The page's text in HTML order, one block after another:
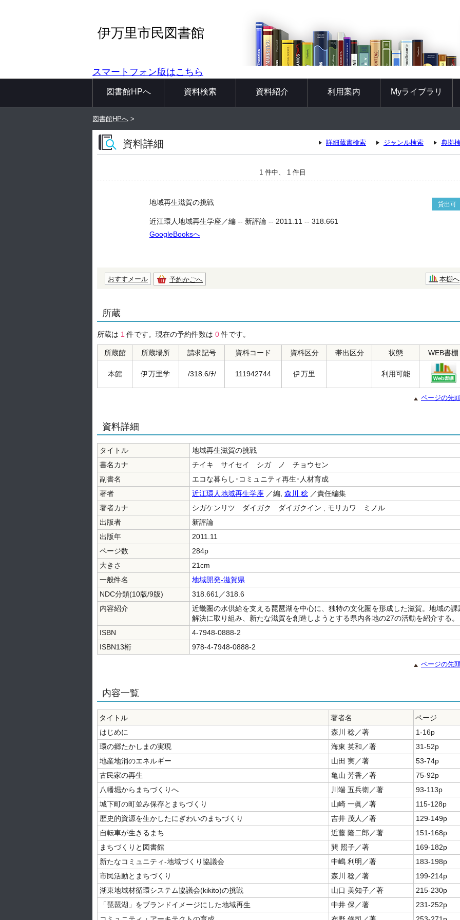
伊万里市民図書館
スマートフォン版はこちら
図書館HPへ 資料検索 資料紹介 利用案内 Myライブラリ
図書館HPへ >
資料詳細 詳細蔵書検索 ジャンル検索 典拠
1 件中、 1 件目
地域再生滋賀の挑戦 貸出可
近江環人地域再生学座／編 -- 新評論 -- 2011.11 -- 318.661
GoogleBooksへ
おすすメール 予約かごへ 本棚へ
所蔵
所蔵は 1 件です。現在の予約件数は 0件です。
所蔵館 所蔵場所 請求記号 資料コード 資料区分 帯出区分 状態 WEB書棚
本館 伊万里学 /318.6/ﾁ/ 111942744 伊万里 利用可能
ページの先
資料詳細
タイトル
地域再生滋賀の挑戦
書名カナ
チイキ サイセイ シガ ノ チョウセン
副書名
エコな暮らし･コミュニティ再生･人材育成
著者
近江環人地域再生学座 ／編, 森川 稔 ／責任編集
著者カナ
シガケンリツ ダイガク ダイガクイン , モリカワ ミノル
出版者
新評論
出版年
2011.11
ページ数
284p
大きさ
21cm
一般件名
地域開発-滋賀県
NDC分類(10版/9版)
318.661／318.6
内容紹介
近畿圏の水供給を支える琵琶湖を中心に、独特の文化圏を形成した滋賀。地域の課
解決に取り組み、新たな滋賀を創造しようとする県内各地の27の活動を紹介する。
ISBN
4-7948-0888-2
ISBN13桁
978-4-7948-0888-2
ページの先
内容一覧
タイトル 著者名
ページ
はじめに
森川 稔／著
1-16p
環の郷たかしまの実現
海東 英和／著
31-52p
地産地消のエネルギー
山田 実／著
53-74p
古民家の再生
亀山 芳香／著
75-92p
八幡堀からまちづくりへ
川端 五兵衛／著
93-113p
城下町の町並み保存とまちづくり
山崎 一眞／著
115-128p
歴史的資源を生かしたにぎわいのまちづくり
吉井 茂人／著
129-149p
自転車が生きるまち
近藤 隆二郎／著
151-168p
まちづくりと図書館
巽 照子／著
169-182p
新たなコミュニティ-地域づくり協議会
中嶋 利明／著
183-198p
市民活動とまちづくり
森川 稔／著
199-214p
湖東地域材循環システム協議会(kikito)の挑戦
山口 美知子／著
215-230p
「琵琶湖」をブランドイメージにした地域再生
中井 保／著
231-252p